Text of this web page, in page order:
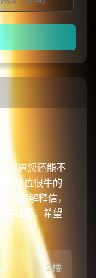
知道您还能不
把那位很牛的
我写解释信，
请律师。希望
2楼